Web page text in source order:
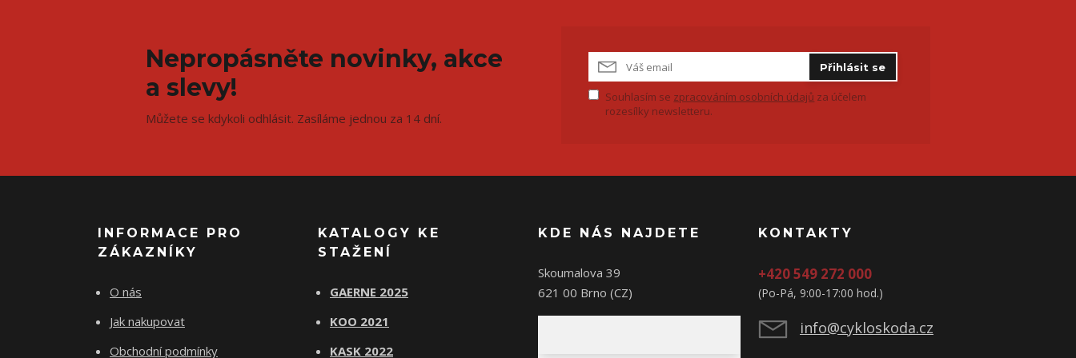
Nepropásněte novinky, akce
a slevy!
Můžete se kdykoli odhlásit. Zasíláme jednou za 14 dní.
Přihlásit se
Souhlasím se zpracováním osobních údajů za účelem
rozesílky newsletteru.
INFORMACE PRO
ZÁKAZNÍKY
O nás
Jak nakupovat
Obchodní podmínky
KATALOGY KE
STAŽENÍ
GAERNE 2025
KOO 2021
KASK 2022
KDE NÁS NAJDETE
Skoumalova 39
621 00 Brno (CZ)
KONTAKTY
+420 549 272 000
(Po-Pá, 9:00-17:00 hod.)
info@cykloskoda.cz